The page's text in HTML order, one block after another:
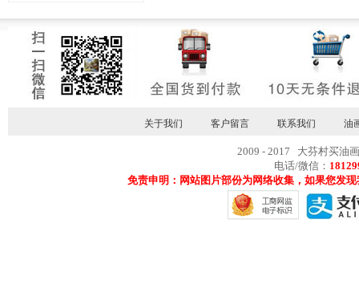
关于我们 客户留言 联系我们 油
2009 - 2017 大芬村买油
电话/微信：
免责申明：网站图片部份为网络收集，如果您发